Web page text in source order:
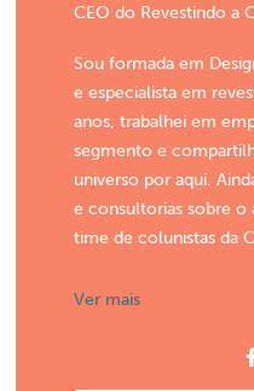
CEO do Revestindo a
Sou formada em
e especialista em
anos, trabalhei em
segmento e
universo por aqui.
e consultorias sobre o
time de colunistas da
Ver mais